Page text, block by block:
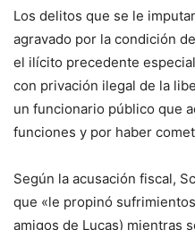
Los delitos que se le
agravado por la condición
el ilícito precedente
con privación ilegal de la
un funcionario público que
funciones y por haber
Según la acusación fiscal,
que «le propinó
amigos de Lucas) mientras